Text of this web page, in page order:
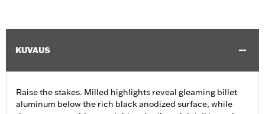
KUVAUS
Raise the stakes. Milled highlights reveal gleaming billet
aluminum below the rich black anodized surface, while